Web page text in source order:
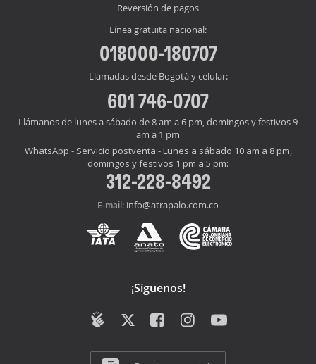
Reversión de pagos
Línea gratuita nacional:
018000-180707
Llamadas desde Bogotá y celular:
601 746-0707
Llámanos de lunes a sábado de 8 am a 6 pm, domingos y festivos 9
am a 1 pm
WhatsApp - Servicio postventa - Lunes a sábado 10 am a 8 pm,
domingos y festivos 1 pm a 5 pm:
312-228-8492
E-mail: info@atrapalo.com.co
¡Síguenos!